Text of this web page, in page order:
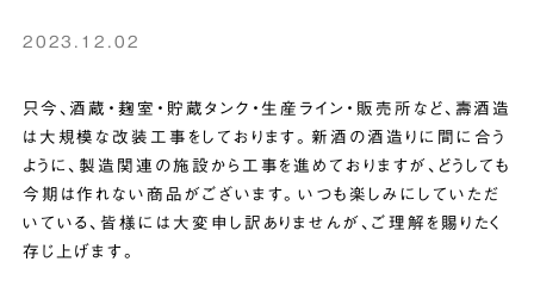
2023.12.02
只今、酒蔵・麹室・貯蔵タンク・生産ライン・販売所など、壽酒造
は大規模な改装工事をしております。新酒の酒造りに間に合う
ように、製造関連の施設から工事を進めておりますが、どうしても
今期は作れない商品がございます。いつも楽しみにしていただ
いている、皆様には大変申し訳ありませんが、ご理解を賜りたく
存じ上げます。